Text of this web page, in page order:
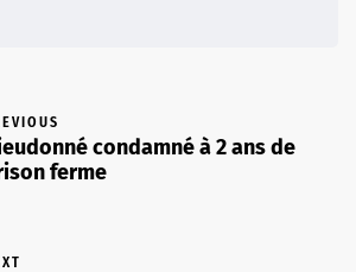
condamné à 2 ans de
ferme